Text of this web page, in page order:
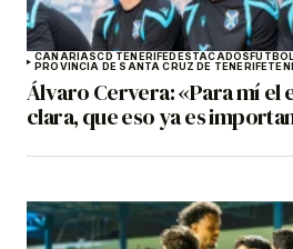
CANARIASCD TENERIFEDESTACADOS FÚTBOL
PROVINCIA DE SANTA CRUZ DE TENERIFE
Álvaro Cervera: «Para mí el
clara, que eso ya es